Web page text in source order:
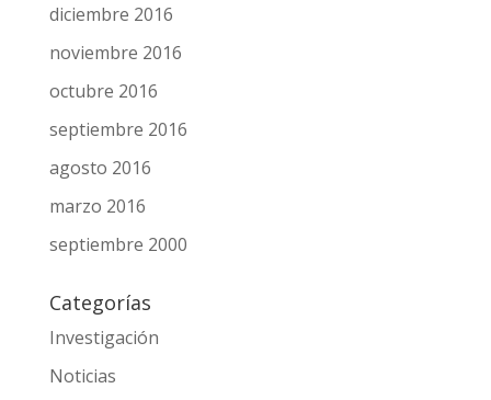
diciembre 2016
noviembre 2016
octubre 2016
septiembre 2016
agosto 2016
marzo 2016
septiembre 2000
Categorías
Investigación
Noticias